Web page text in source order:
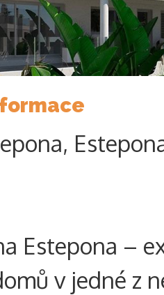
Estepona –
v jedné z